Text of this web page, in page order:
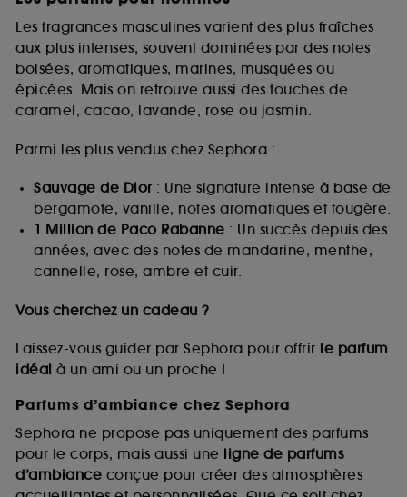
Les fragrances masculines varient des plus fraîches
aux plus intenses, souvent dominées par des notes
boisées, aromatiques, marines, musquées ou
épicées. Mais on retrouve aussi des touches de
caramel, cacao, lavande, rose ou jasmin.
Parmi les plus vendus chez Sephora :
Sauvage de Dior: Une signature intense à base de
bergamote, vanille, notes aromatiques et fougère.
1 Million de Paco Rabanne : Un succès depuis des
années, avec des notes de mandarine, menthe,
cannelle, rose, ambre et cuir.
Vous cherchez un cadeau ?
Laissez-vous guider par Sephora pour offrir le parfum
idéal à un ami ou un proche !
Parfums d’ambiance chez Sephora
Sephora ne propose pas uniquement des parfums
pour le corps, mais aussi une ligne de parfums
d’ambiance conçue pour créer des atmosphères